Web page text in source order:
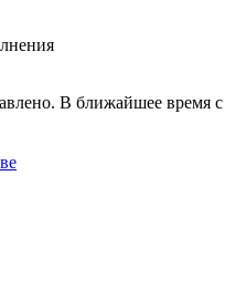
В ближайшее время с